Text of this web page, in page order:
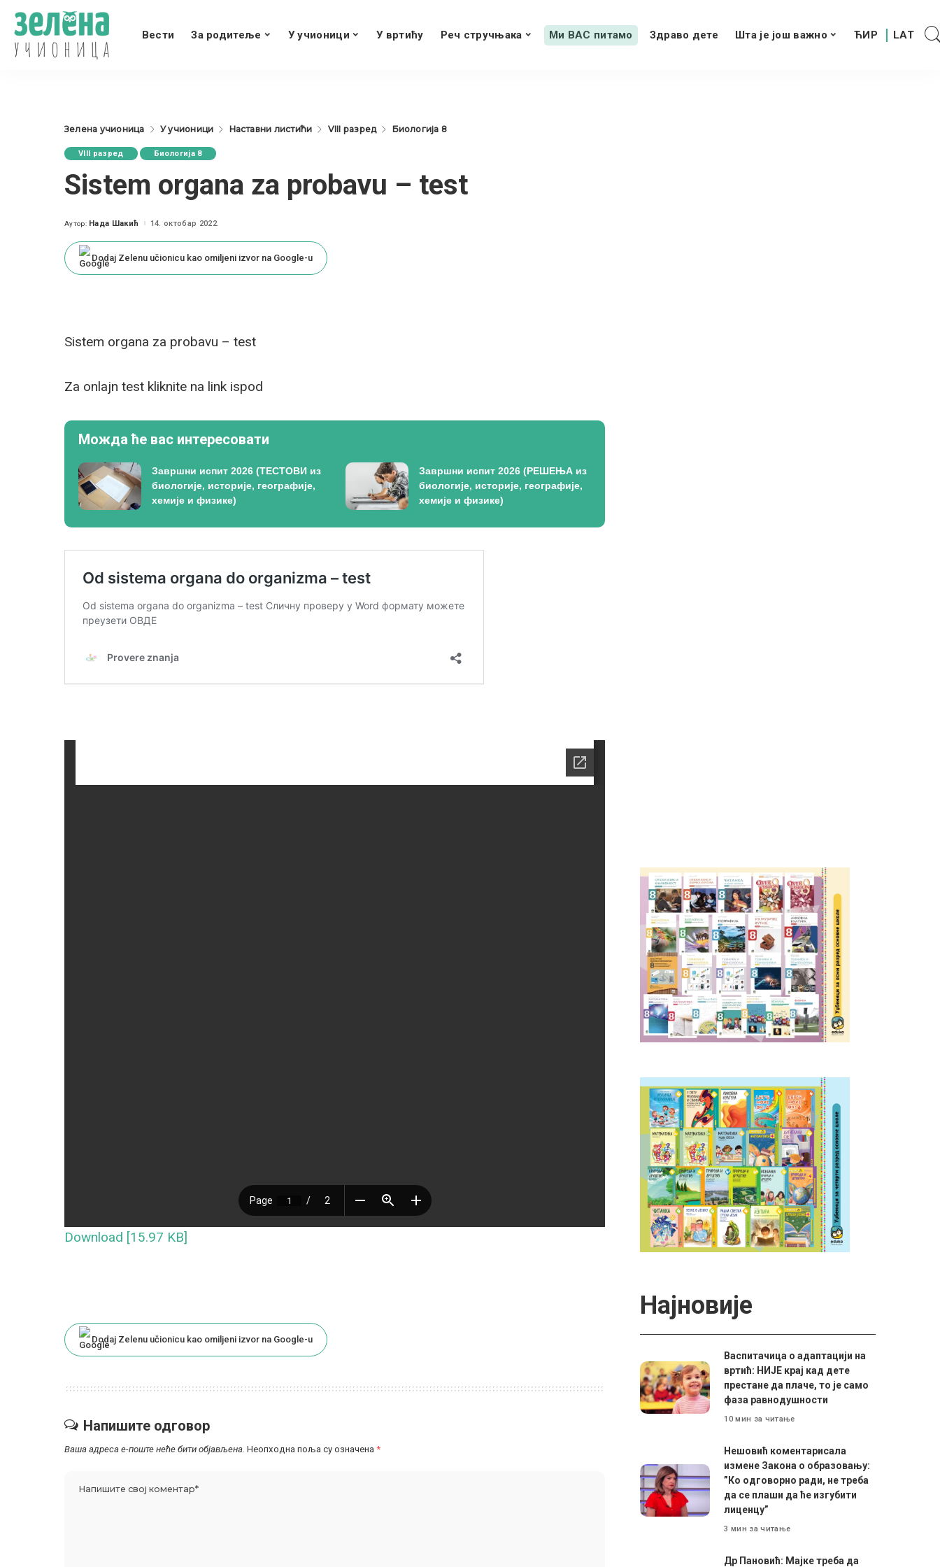
Вести За родитеље У учионици У вртићу Реч стручњака Ми ВАС питамо Здраво дете Шта је још важно
Зелена учионица У учионици Наставни листићи VIII разред Биологија 8
VIII разред Биологија 8
Sistem organa za probavu – test
Posted
Аутор: Нада Шакић 14. октобар 2022.
Dodaj Zelenu učionicu kao omiljeni izvor na Google-u
Sistem organa za probavu – test
Za оnlajn test kliknite na link ispod
Можда ће вас интересовати
Завршни испит 2026 (ТЕСТОВИ из
биологије, историје, географије,
хемије и физике)
Завршни испит 2026 (РЕШЕЊА из
биологије, историје, географије,
хемије и физике)
Download [15.97 KB]
Dodaj Zelenu učionicu kao omiljeni izvor na Google-u
Напишите одговор
Ваша адреса е-поште неће бити објављена. Неопходна поља су означена *
Најновије
Васпитачица о адаптацији на
вртић: НИЈЕ крај кад дете
престане да плаче, то је само
фаза равнодушности
10 мин за читање
Нешовић коментарисала
измене Закона о образовању:
”Ко одговорно ради, не треба
да се плаши да ће изгубити
лиценцу”
3 мин за читање
Др Пановић: Мајке треба да